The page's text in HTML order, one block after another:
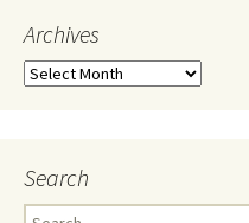
Archives
Archives
Search
Search